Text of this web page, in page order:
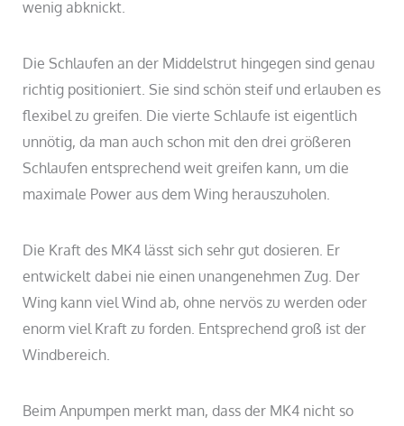
wenig abknickt.
Die Schlaufen an der Middelstrut hingegen sind genau
richtig positioniert. Sie sind schön steif und erlauben es
flexibel zu greifen. Die vierte Schlaufe ist eigentlich
unnötig, da man auch schon mit den drei größeren
Schlaufen entsprechend weit greifen kann, um die
maximale Power aus dem Wing herauszuholen.
Die Kraft des MK4 lässt sich sehr gut dosieren. Er
entwickelt dabei nie einen unangenehmen Zug. Der
Wing kann viel Wind ab, ohne nervös zu werden oder
enorm viel Kraft zu forden. Entsprechend groß ist der
Windbereich.
Beim Anpumpen merkt man, dass der MK4 nicht so